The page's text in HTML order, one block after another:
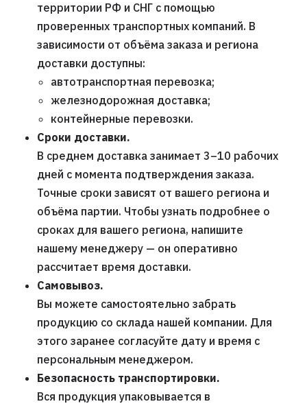
территории РФ и СНГ с помощью
проверенных транспортных компаний. В
зависимости от объёма заказа и региона
доставки доступны:
автотранспортная перевозка;
железнодорожная доставка;
контейнерные перевозки.
Сроки доставки.
В среднем доставка занимает 3–10 рабочих
дней с момента подтверждения заказа.
Точные сроки зависят от вашего региона и
объёма партии. Чтобы узнать подробнее о
сроках для вашего региона, напишите
нашему менеджеру — он оперативно
рассчитает время доставки.
Самовывоз.
Вы можете самостоятельно забрать
продукцию со склада нашей компании. Для
этого заранее согласуйте дату и время с
персональным менеджером.
Безопасность транспортировки.
Вся продукция упаковывается в